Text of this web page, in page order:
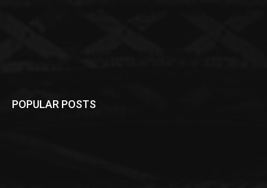
POPULAR POSTS